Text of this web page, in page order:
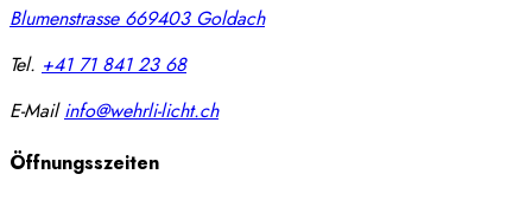
Blumenstrasse 669403 Goldach
Tel. +41 71 841 23 68
E-Mailinfo@wehrli-licht.ch
Öffnungsszeiten